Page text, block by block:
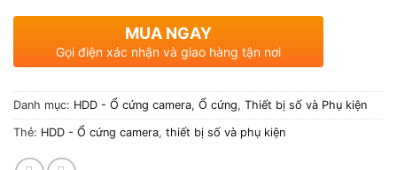
MUA NGAY
Gọi điện xác nhận và giao hàng tận nơi
Danh mục: HDD - Ổ cứng camera, Ổ cứng, Thiết bị số và Phụ kiện
Thẻ: HDD - Ổ cứng camera, thiết bị số và phụ kiện